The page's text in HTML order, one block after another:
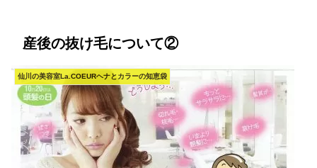
産後の抜け毛について②
仙川の美容室La.COEURヘナとカラーの知恵袋